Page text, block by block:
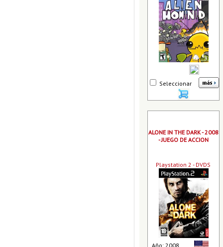
Seleccionar
ALONE IN THE DARK - 2008
- JUEGO DE ACCION
Playstation 2 - DVDS
Año: 2008